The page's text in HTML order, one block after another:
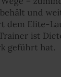
und
Elite-
ist
geführt hat.